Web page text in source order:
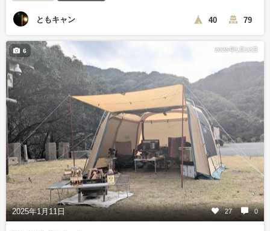
ともキャン 40 79
2025年1月12日
2025年1月11日 27 0
6